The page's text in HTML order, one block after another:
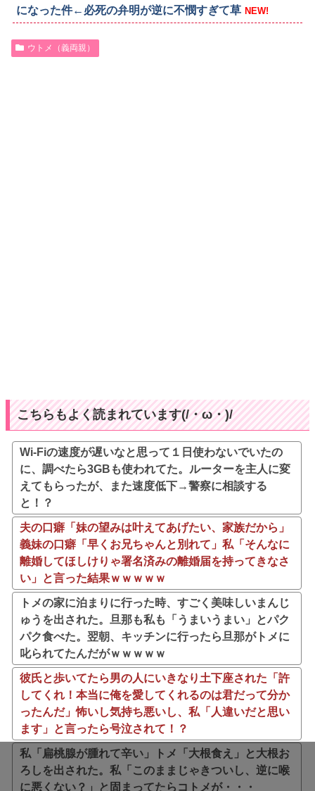
になった件←必死の弁明が逆に不憫すぎて草 NEW!
ウトメ（義両親）
こちらもよく読まれています(/・ω・)/
Wi-Fiの速度が遅いなと思って１日使わないでいたの
に、調べたら3GBも使われてた。ルーターを主人に変
えてもらったが、また速度低下→警察に相談する
と！？
夫の口癖「妹の望みは叶えてあげたい、家族だから」
義妹の口癖「早くお兄ちゃんと別れて」私「そんなに
離婚してほしけりゃ署名済みの離婚届を持ってきなさ
い」と言った結果ｗｗｗｗｗ
トメの家に泊まりに行った時、すごく美味しいまんじ
ゅうを出された。旦那も私も「うまいうまい」とパク
パク食べた。翌朝、キッチンに行ったら旦那がトメに
叱られてたんだがｗｗｗｗｗ
彼氏と歩いてたら男の人にいきなり土下座された「許
してくれ！本当に俺を愛してくれるのは君だって分か
ったんだ」怖いし気持ち悪いし、私「人違いだと思い
ます」と言ったら号泣されて！？
私「扁桃腺が腫れて辛い」トメ「大根食え」と大根お
ろしを出された。私「このままじゃきついし、逆に喉
に悪くない？」と固まってたらコトメが・・・